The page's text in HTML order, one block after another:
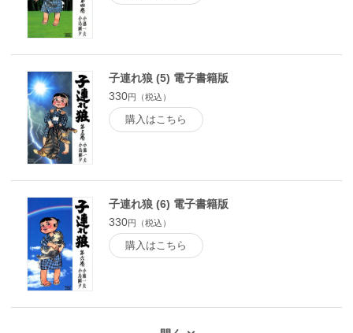
子連れ狼 (5) 電子書籍版
330円（税込）
購入はこちら
子連れ狼 (6) 電子書籍版
330円（税込）
購入はこちら